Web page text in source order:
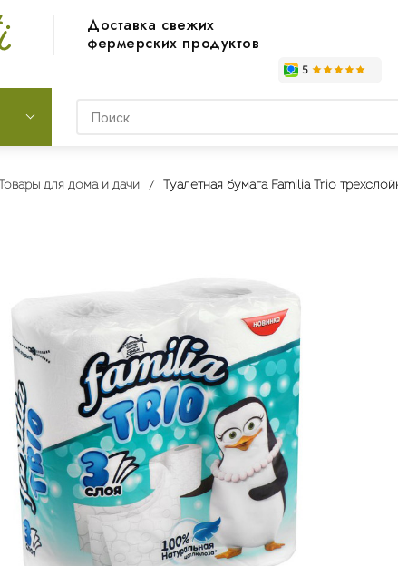
Доставка свежих
фермерских продуктов
Товары для дома и дачи Туалетная бумага Familia Trio